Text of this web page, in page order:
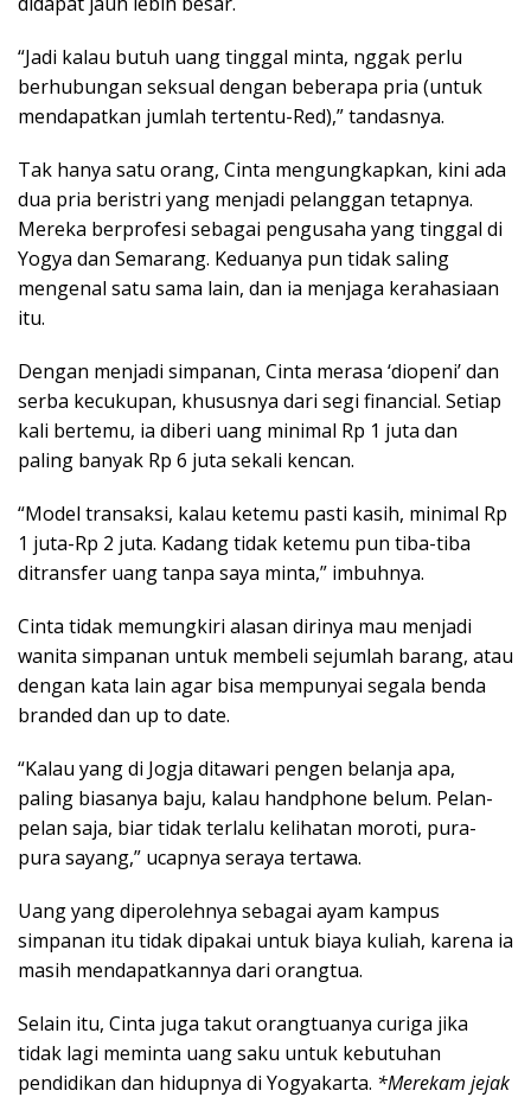
“Jadi kalau butuh uang tinggal minta, nggak perlu
berhubungan seksual dengan beberapa pria (untuk
mendapatkan jumlah tertentu-Red),” tandasnya.
Tak hanya satu orang, Cinta mengungkapkan, kini ada
dua pria beristri yang menjadi pelanggan tetapnya.
Mereka berprofesi sebagai pengusaha yang tinggal di
Yogya dan Semarang. Keduanya pun tidak saling
mengenal satu sama lain, dan ia menjaga kerahasiaan
itu.
Dengan menjadi simpanan, Cinta merasa ‘diopeni’ dan
serba kecukupan, khususnya dari segi financial. Setiap
kali bertemu, ia diberi uang minimal Rp 1 juta dan
paling banyak Rp 6 juta sekali kencan.
“Model transaksi, kalau ketemu pasti kasih, minimal Rp
1 juta-Rp 2 juta. Kadang tidak ketemu pun tiba-tiba
ditransfer uang tanpa saya minta,” imbuhnya.
Cinta tidak memungkiri alasan dirinya mau menjadi
wanita simpanan untuk membeli sejumlah barang, atau
dengan kata lain agar bisa mempunyai segala benda
branded dan up to date.
“Kalau yang di Jogja ditawari pengen belanja apa,
paling biasanya baju, kalau handphone belum. Pelan-
pelan saja, biar tidak terlalu kelihatan moroti, pura-
pura sayang,” ucapnya seraya tertawa.
Uang yang diperolehnya sebagai ayam kampus
simpanan itu tidak dipakai untuk biaya kuliah, karena ia
masih mendapatkannya dari orangtua.
Selain itu, Cinta juga takut orangtuanya curiga jika
tidak lagi meminta uang saku untuk kebutuhan
pendidikan dan hidupnya di Yogyakarta. *Merekam jejak